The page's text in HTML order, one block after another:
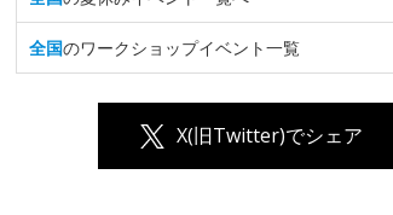
全国のワークショップイベント一覧
X(旧Twitter)でシェア